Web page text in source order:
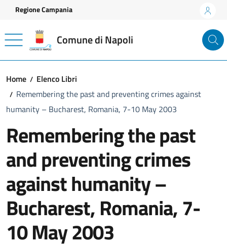
Vai ai contenuti
Vai al footer
Regione Campania
Comune di Napoli
Home
Elenco Libri
Remembering the past and preventing crimes against
humanity – Bucharest, Romania, 7-10 May 2003
Remembering the past
and preventing crimes
against humanity –
Bucharest, Romania, 7-
10 May 2003